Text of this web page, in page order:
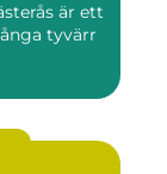
är ett
tyvärr